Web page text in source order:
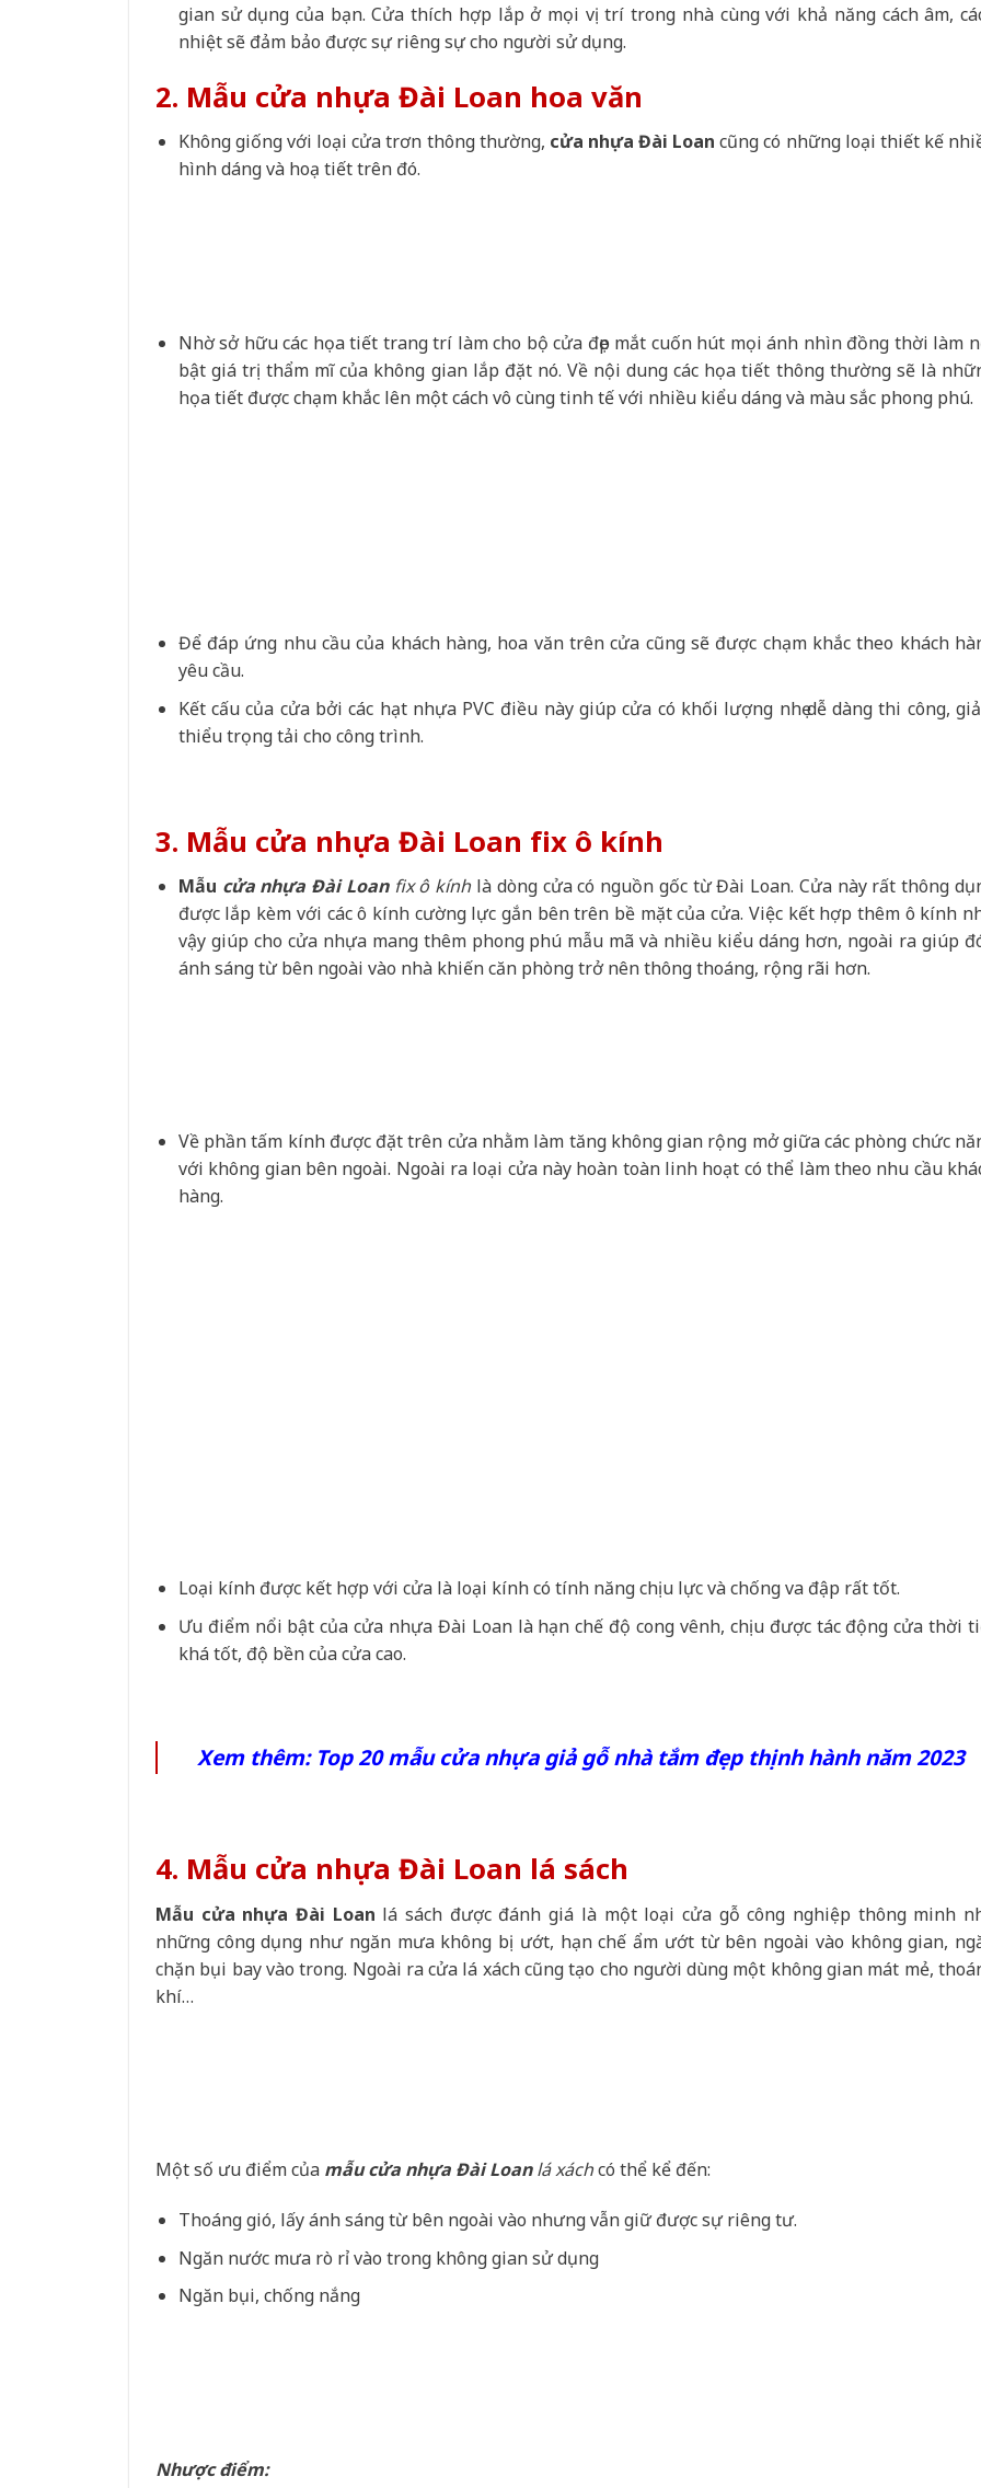
gian sử dụng của bạn. Cửa thích hợp lắp ở mọi vị trí trong nhà cùng với khả năng cách âm,
nhiệt sẽ đảm bảo được sự riêng sự cho người sử dụng.
2. Mẫu cửa nhựa Đài Loan hoa văn
Không giống với loại cửa trơn thông thường, cửa nhựa Đài Loan cũng có những loại thiết kế
hình dáng và hoạ tiết trên đó.
Nhờ sở hữu các họa tiết trang trí làm cho bộ cửa đẹp mắt cuốn hút mọi ánh nhìn đồng thời làm
bật giá trị thẩm mĩ của không gian lắp đặt nó. Về nội dung các họa tiết thông thường sẽ là
họa tiết được chạm khắc lên một cách vô cùng tinh tế với nhiều kiểu dáng và màu sắc phong phú.
Để đáp ứng nhu cầu của khách hàng, hoa văn trên cửa cũng sẽ được chạm khắc theo khách
yêu cầu.
Kết cấu của cửa bởi các hạt nhựa PVC điều này giúp cửa có khối lượng nhẹ dễ dàng thi công,
thiểu trọng tải cho công trình.
3. Mẫu cửa nhựa Đài Loan fix ô kính
Mẫu cửa nhựa Đài Loanfix ô kính là dòng cửa có nguồn gốc từ Đài Loan. Cửa này rất thông
được lắp kèm với các ô kính cường lực gắn bên trên bề mặt của cửa. Việc kết hợp thêm ô kính
vậy giúp cho cửa nhựa mang thêm phong phú mẫu mã và nhiều kiểu dáng hơn, ngoài ra giúp
ánh sáng từ bên ngoài vào nhà khiến căn phòng trở nên thông thoáng, rộng rãi hơn.
Về phần tấm kính được đặt trên cửa nhằm làm tăng không gian rộng mở giữa các phòng chức
với không gian bên ngoài. Ngoài ra loại cửa này hoàn toàn linh hoạt có thể làm theo nhu cầu
hàng.
Loại kính được kết hợp với cửa là loại kính có tính năng chịu lực và chống va đập rất tốt.
Ưu điểm nổi bật của cửa nhựa Đài Loan là hạn chế độ cong vênh, chịu được tác động cửa thời
khá tốt, độ bền của cửa cao.
Xem thêm: Top 20 mẫu cửa nhựa giả gỗ nhà tắm đẹp thịnh hành năm 2023
4. Mẫu cửa nhựa Đài Loan lá sách
Mẫu cửa nhựa Đài Loan lá sách được đánh giá là một loại cửa gỗ công nghiệp thông minh
những công dụng như ngăn mưa không bị ướt, hạn chế ẩm ướt từ bên ngoài vào không gian,
chặn bụi bay vào trong. Ngoài ra cửa lá xách cũng tạo cho người dùng một không gian mát mẻ,
khí…
Một số ưu điểm của mẫu cửa nhựa Đài Loanlá xáchcó thể kể đến:
Thoáng gió, lấy ánh sáng từ bên ngoài vào nhưng vẫn giữ được sự riêng tư.
Ngăn nước mưa rò rỉ vào trong không gian sử dụng
Ngăn bụi, chống nắng
Nhược điểm: